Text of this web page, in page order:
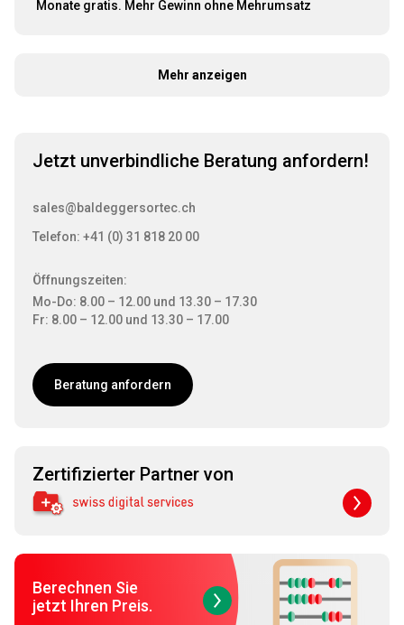
Monate gratis. Mehr Gewinn ohne Mehrumsatz
Mehr anzeigen
Jetzt unverbindliche Beratung anfordern!
sales@baldeggersortec.ch
Telefon: +41 (0) 31 818 20 00
Öffnungszeiten:
Mo-Do: 8.00 – 12.00 und 13.30 – 17.30
Fr: 8.00 – 12.00 und 13.30 – 17.00
Beratung anfordern
Zertifizierter Partner von
Berechnen Sie
jetzt Ihren Preis.